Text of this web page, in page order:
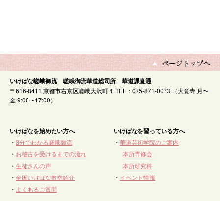
いけばな嵯峨御流 嵯峨御流華道総司所 華道課直通
〒616-8411 京都市右京区嵯峨大沢町４ TEL：075-871-0073 （大覚寺 月〜
金 9:00〜17:00）
いけばなを始めたい方へ
・ 3分でわかる嵯峨御流
・ お稽古を受けるまでの流れ
・ 生徒さんの声
・ 全国いけばな教室紹介
・ よくあるご質問
いけばなを習っている方へ
・華道芸術学院のご案内
本所専修会
本所研究科
・ イベント情報